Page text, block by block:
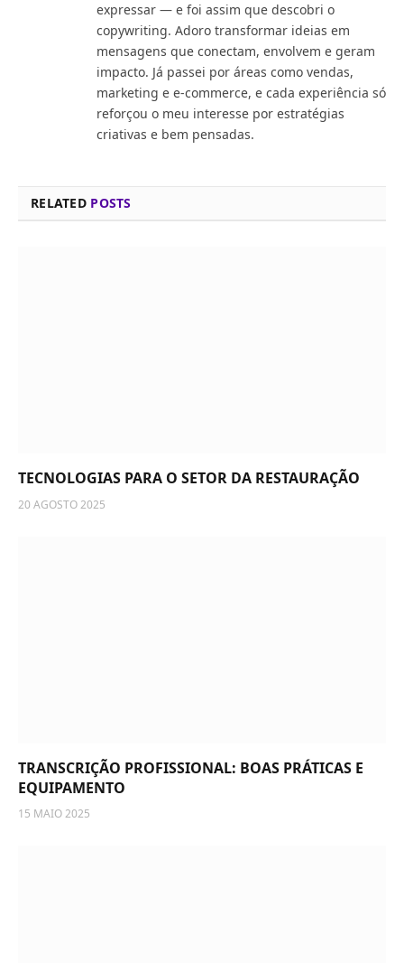
expressar — e foi assim que descobri o
copywriting. Adoro transformar ideias em
mensagens que conectam, envolvem e geram
impacto. Já passei por áreas como vendas,
marketing e e-commerce, e cada experiência só
reforçou o meu interesse por estratégias
criativas e bem pensadas.
RELATED POSTS
TECNOLOGIAS PARA O SETOR DA RESTAURAÇÃO
20 AGOSTO 2025
TRANSCRIÇÃO PROFISSIONAL: BOAS PRÁTICAS E
EQUIPAMENTO
15 MAIO 2025